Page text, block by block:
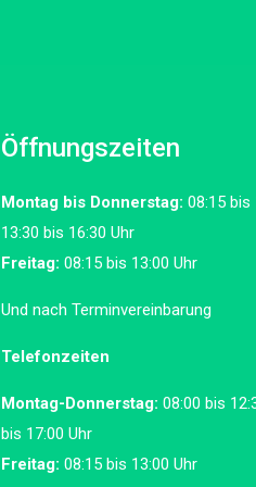
Öffnungszeiten
Montag bis Donnerstag: 08:15 bis
13:30 bis 16:30 Uhr
Freitag: 08:15 bis 13:00 Uhr
Und nach Terminvereinbarung
Telefonzeiten
Montag-Donnerstag: 08:00 bis
bis 17:00 Uhr
Freitag: 08:15 bis 13:00 Uhr